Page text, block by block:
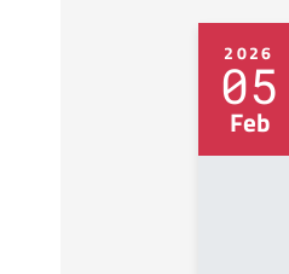
2026
05
Feb